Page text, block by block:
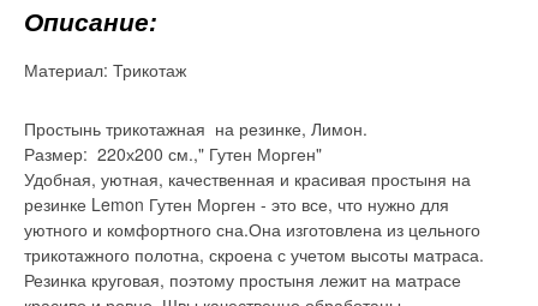
Описание:
Материал: Трикотаж
Простынь трикотажная на резинке, Лимон.
Размер: 220х200 см.," Гутен Морген"
Удобная, уютная, качественная и красивая простыня на
резинке Lemon Гутен Морген - это все, что нужно для
уютного и комфортного сна.Она изготовлена из цельного
трикотажного полотна, скроена с учетом высоты матраса.
Резинка круговая, поэтому простыня лежит на матрасе